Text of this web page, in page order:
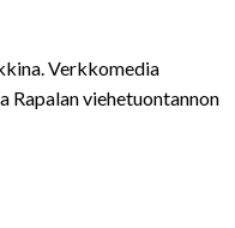
Verkkomedia
Rapalan viehetuontannon